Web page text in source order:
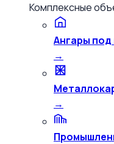
Комплексные
Ангары под
→
→